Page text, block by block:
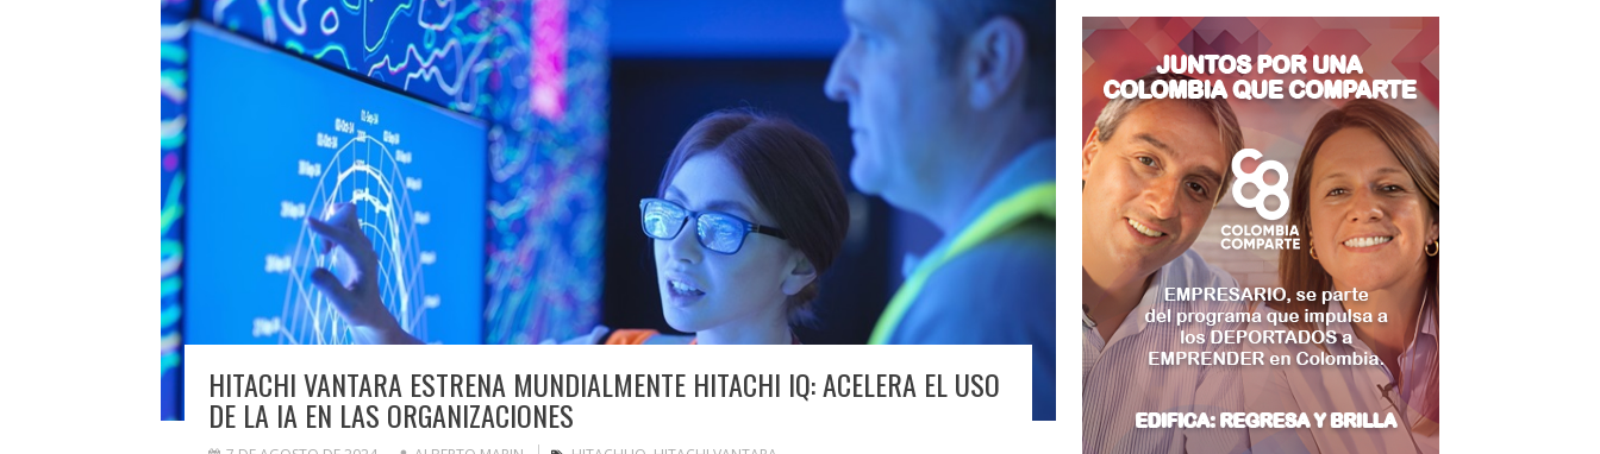
HITACHI VANTARA ESTRENA MUNDIALMENTE HITACHI IQ: ACELERA EL USO
DE LA IA EN LAS ORGANIZACIONES